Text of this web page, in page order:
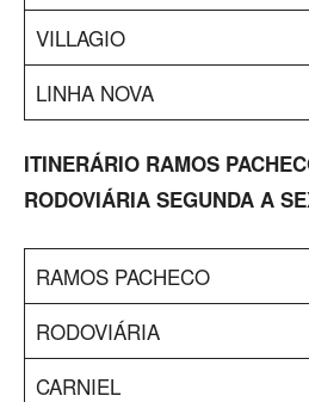
VILLAGIO
LINHA NOVA
ITINERÁRIO RAMOS
RODOVIÁRIA SEGUNDA A
RAMOS PACHECO
RODOVIÁRIA
CARNIEL